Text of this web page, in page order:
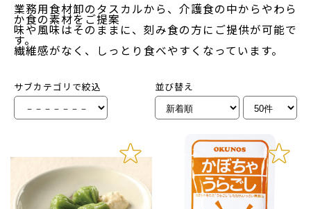
業務用食材卸のタスカルから、介護食の中からやわら
か食の素材をご提案
味や風味はそのままに、刻み食の方にご提供が可能で
す。
繊維感がなく、しっとり食べやすくなっています。
サブカテゴリで絞込 並び替え